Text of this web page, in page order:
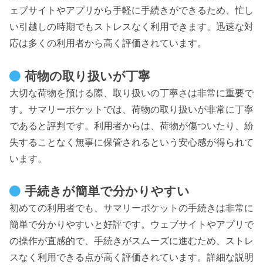
ェブサイトやアプリから手軽に手続きができるため、忙し
い引越しの時期でもストレスなく利用できます。迅速な対
応は多くの利用者から高く評価されています。
荷物の取り扱いが丁寧
大切な荷物を預ける際、取り扱いの丁寧さは非常に重要で
す。サマリーポケットでは、荷物の取り扱いが非常に丁寧
であると評判です。利用者からは、荷物が傷ついたり、紛
失することなく無事に保管されるという安心感が得られて
います。
手続きが簡単で分かりやすい
初めての利用者でも、サマリーポケットの手続きは非常に
簡単で分かりやすいと好評です。ウェブサイトやアプリで
の操作が直感的で、手続きがスムーズに進むため、ストレ
スなく利用できる点が高く評価されています。詳細な説明